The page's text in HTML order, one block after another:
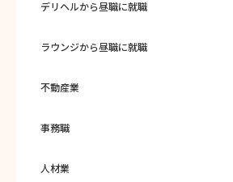
デリヘルから昼職に就職
ラウンジから昼職に就職
不動産業
事務職
人材業